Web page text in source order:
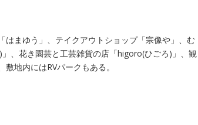
まゆう」、テイクアウトショップ「宗像や」、む
、花き園芸と工芸雑貨の店「higoro(ひごろ)」、観
地内にはRVパークもある。